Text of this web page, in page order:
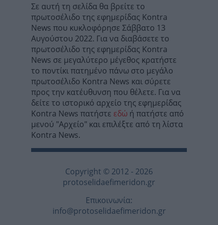
Σε αυτή τη σελίδα θα βρείτε το
πρωτοσέλιδο της εφημερίδας Kontra
News που κυκλοφόρησε Σάββατο 13
Αυγούστου 2022. Για να διαβάσετε το
πρωτοσέλιδο της εφημερίδας Kontra
News σε μεγαλύτερο μέγεθος κρατήστε
το ποντίκι πατημένο πάνω στο μεγάλο
πρωτοσέλιδο Kontra News και σύρετε
προς την κατέυθυνση που θέλετε. Για να
δείτε το ιστορικό αρχείο της εφημερίδας
Kontra News πατήστε εδώ ή πατήστε από
μενού "Αρχείο" και επιλέξτε από τη λίστα
Kontra News.
Copyright © 2012 - 2026
protoselidaefimeridon.gr
Επικοινωνία:
info@protoselidaefimeridon.gr